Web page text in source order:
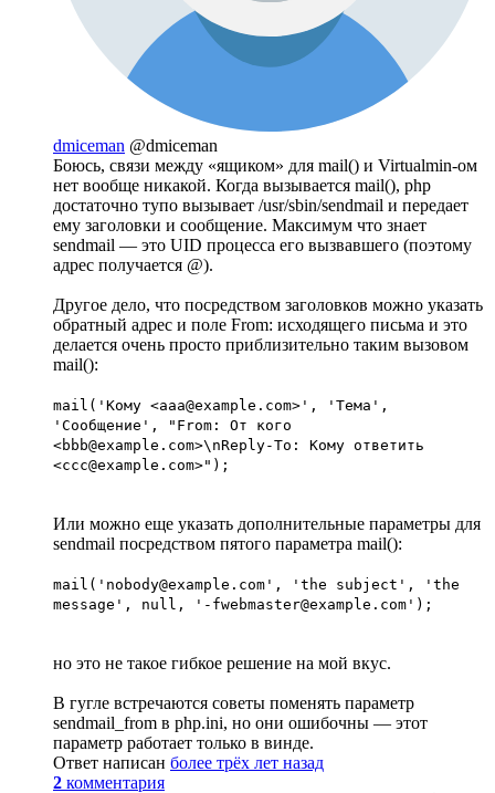
dmiceman @dmiceman
Боюсь, связи между «ящиком» для mail() и Virtualmin-ом
нет вообще никакой. Когда вызывается mail(), php
достаточно тупо вызывает /usr/sbin/sendmail и передает
ему заголовки и сообщение. Максимум что знает
sendmail — это UID процесса его вызвавшего (поэтому
адрес получается @).
Другое дело, что посредством заголовков можно указать
обратный адрес и поле From: исходящего письма и это
делается очень просто приблизительно таким вызовом
mail():
mail('Кому <aaa@example.com>', 'Тема',
'Сообщение', "From: От кого
<bbb@example.com>\nReply-To: Кому ответить
<ccc@example.com>");
Или можно еще указать дополнительные параметры для
sendmail посредством пятого параметра mail():
mail('nobody@example.com', 'the subject', 'the
message', null, '-fwebmaster@example.com');
но это не такое гибкое решение на мой вкус.
В гугле встречаются советы поменять параметр
sendmail_from в php.ini, но они ошибочны — этот
параметр работает только в винде.
Ответ написан более трёх лет назад
2 комментария